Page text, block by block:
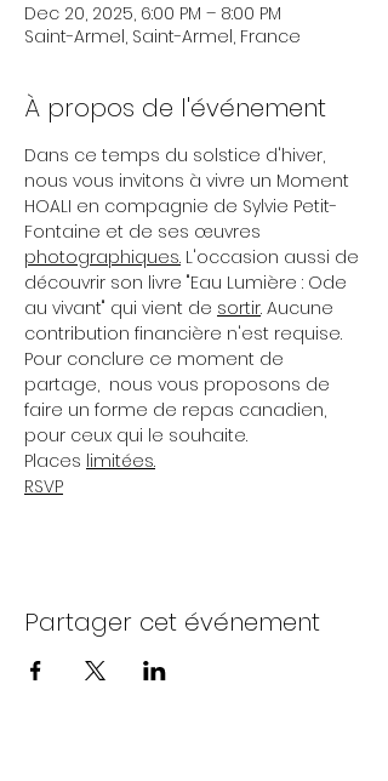
Dec 20, 2025, 6:00 PM – 8:00 PM
Saint-Armel, Saint-Armel, France
À propos de l'événement
Dans ce temps du solstice d'hiver,
nous vous invitons à vivre un Moment
HOALI en compagnie de Sylvie Petit-
Fontaine et de ses œuvres
photographiques. L'occasion aussi de
découvrir son livre "Eau Lumière : Ode
au vivant" qui vient de sortir. Aucune
contribution financière n'est requise.
Pour conclure ce moment de
partage,  nous vous proposons de
faire un forme de repas canadien,
pour ceux qui le souhaite.
Places limitées.
RSVP
Partager cet événement